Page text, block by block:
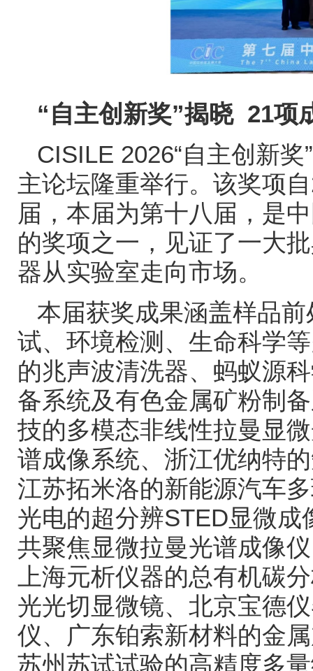
“自主创新奖”揭晓 21项
CISILE 2026“自主创新奖”
主论坛隆重举行。该奖项自
届，本届为第十八届，是
的奖项之一，见证了一大
器从实验室走向市场。
本届获奖成果涵盖样品
试、环境检测、生命科学
的兆声波清洗器、蚂蚁源
备系统及有色金属矿粉制
技的多模态非线性拉曼显
谱成像系统、浙江优纳特
江苏拓米洛的新能源汽车
光电的超分辨STED显微成
共聚焦显微拉曼光谱成像
上海元析仪器的总有机碳
光光切显微镜、北京宝德
仪、广东铂索新材料的金
苏州苏试试验的高精度多